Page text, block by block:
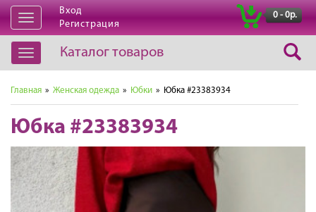
Открыть
навигацию
Вход
Регистрация
0 - 0р.
Открыть
навигацию
Каталог товаров
Главная » Женская одежда » Юбки » Юбка #23383934
Юбка #23383934